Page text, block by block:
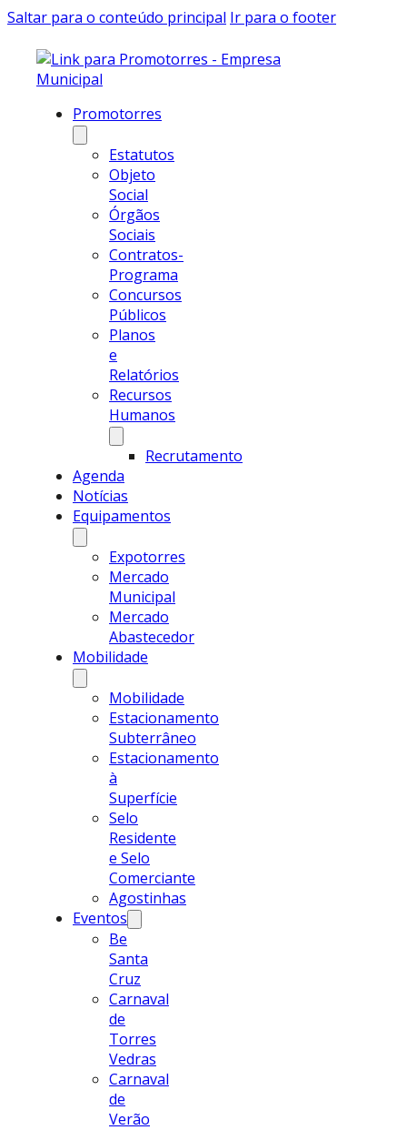
Saltar para o conteúdo principal Ir para o footer
Promotorres
Estatutos
Objeto
Social
Órgãos
Sociais
Contratos-
Programa
Concursos
Públicos
Planos
e
Relatórios
Recursos
Humanos
Recrutamento
Agenda
Notícias
Equipamentos
Expotorres
Mercado
Municipal
Mercado
Abastecedor
Mobilidade
Mobilidade
Estacionamento
Subterrâneo
Estacionamento
à
Superfície
Selo
Residente
e Selo
Comerciante
Agostinhas
Eventos
Be
Santa
Cruz
Carnaval
de
Torres
Vedras
Carnaval
de
Verão